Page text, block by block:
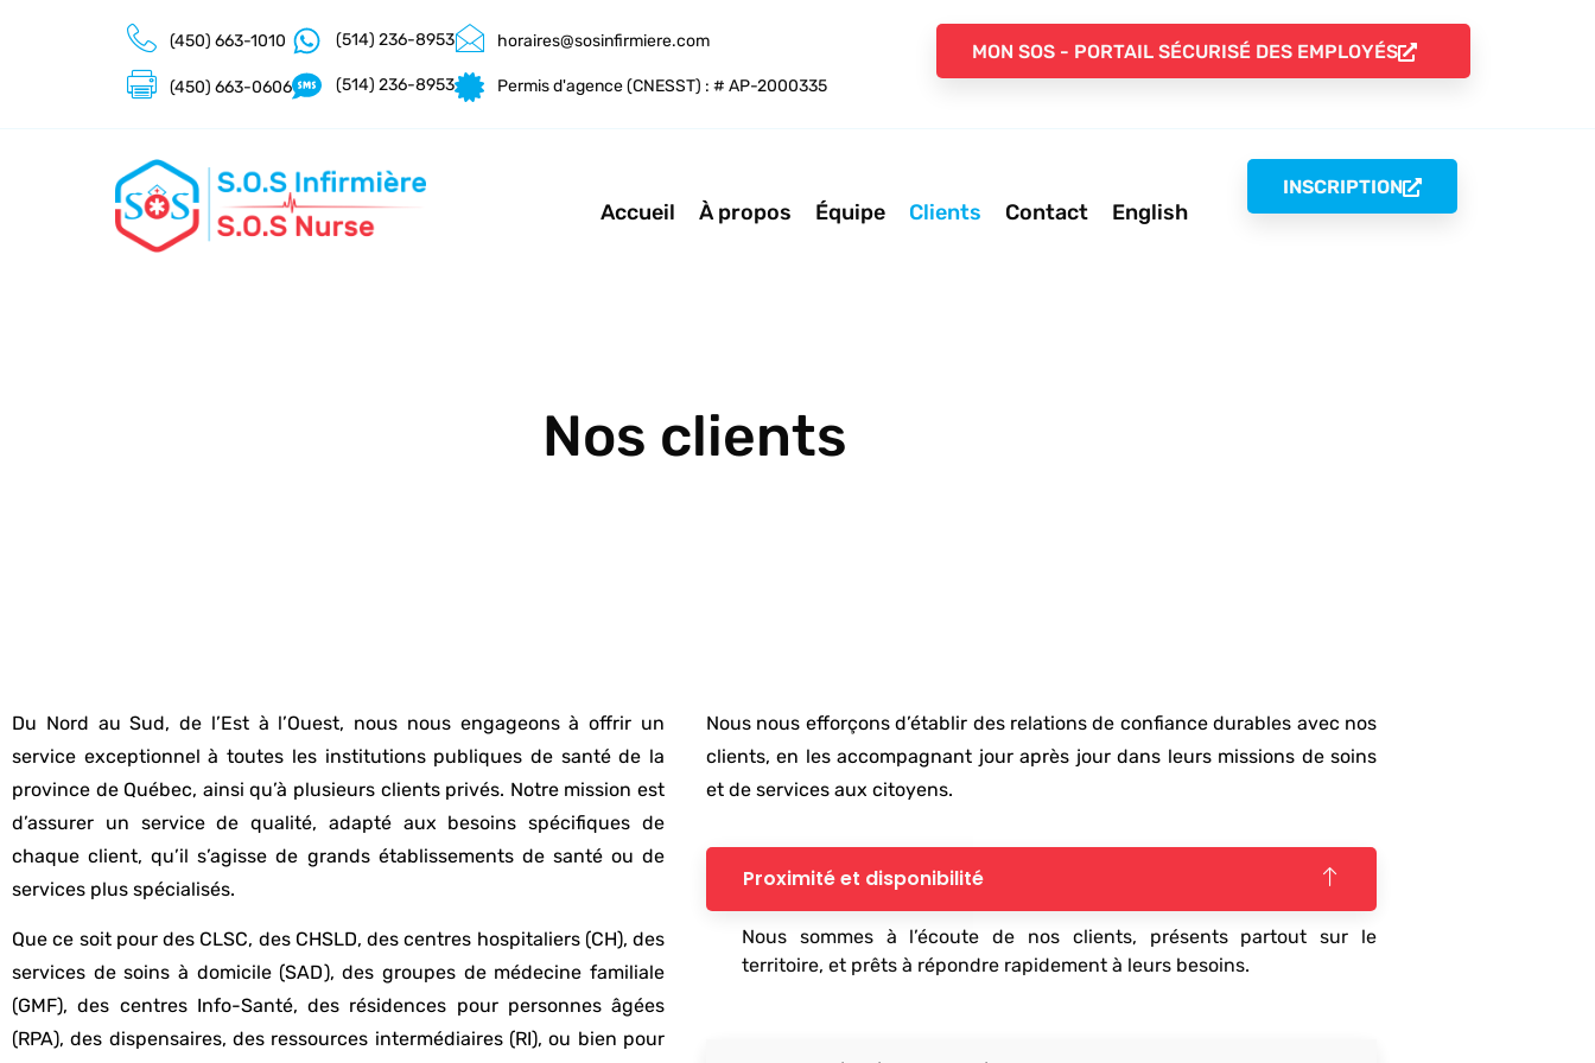
(450) 663-1010
(450) 663-0606
(514) 236-8953
(514) 236-8953
horaires@sosinfirmiere.com
Permis d'agence (CNESST) : # AP-2000335
MON SOS - PORTAIL SÉCURISÉ DES EMPLOYÉS
Accueil À propos Équipe Clients Contact English
INSCRIPTION
Nos clients
Du Nord au Sud, de l’Est à l’Ouest, nous nous engageons à offrir un
service exceptionnel à toutes les institutions publiques de santé de la
province de Québec, ainsi qu’à plusieurs clients privés. Notre mission est
d’assurer un service de qualité, adapté aux besoins spécifiques de
chaque client, qu’il s’agisse de grands établissements de santé ou de
services plus spécialisés.
Que ce soit pour des CLSC, des CHSLD, des centres hospitaliers (CH), des
services de soins à domicile (SAD), des groupes de médecine familiale
(GMF), des centres Info-Santé, des résidences pour personnes âgées
(RPA), des dispensaires, des ressources intermédiaires (RI), ou bien pour
Nous nous efforçons d’établir des relations de confiance durables avec nos
clients, en les accompagnant jour après jour dans leurs missions de soins
et de services aux citoyens.
Proximité et disponibilité
Nous sommes à l’écoute de nos clients, présents partout sur le
territoire, et prêts à répondre rapidement à leurs besoins.